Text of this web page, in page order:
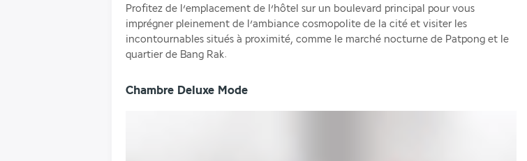
Profitez de l’emplacement de l’hôtel sur un boulevard principal pour vous
imprégner pleinement de l’ambiance cosmopolite de la cité et visiter les
incontournables situés à proximité, comme le marché nocturne de Patpong et le
quartier de Bang Rak.
Chambre Deluxe Mode